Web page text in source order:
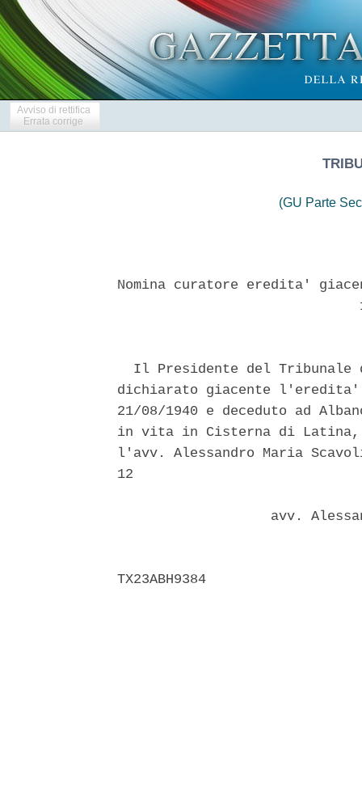
Avviso di rettifica
Errata corrige
(GU Parte
Nomina curatore eredita'
Il Presidente del Tribunale
dichiarato giacente
21/08/1940 e deceduto ad
in vita in Cisterna di Latina,
l'avv. Alessandro Maria
12
avv.